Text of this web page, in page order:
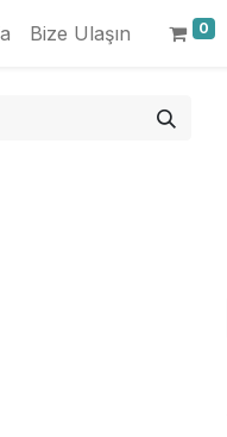
Bize Ulaşın 0